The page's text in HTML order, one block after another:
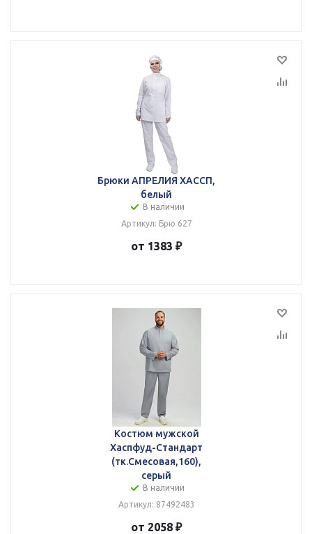
Брюки АПРЕЛИЯ ХАССП,
белый
В наличии
Артикул: Брю 627
от 1383 ₽
Костюм мужской
Хаспфуд-Стандарт
(тк.Смесовая,160),
серый
В наличии
Артикул: 87492483
от 2058 ₽